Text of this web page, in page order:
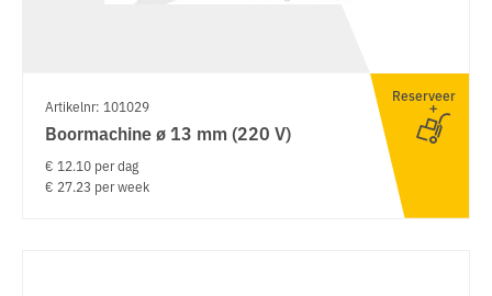
Artikelnr: 101029
Boormachine ø 13 mm (220 V)
€ 12.10 per dag
€ 27.23 per week
Reserveer